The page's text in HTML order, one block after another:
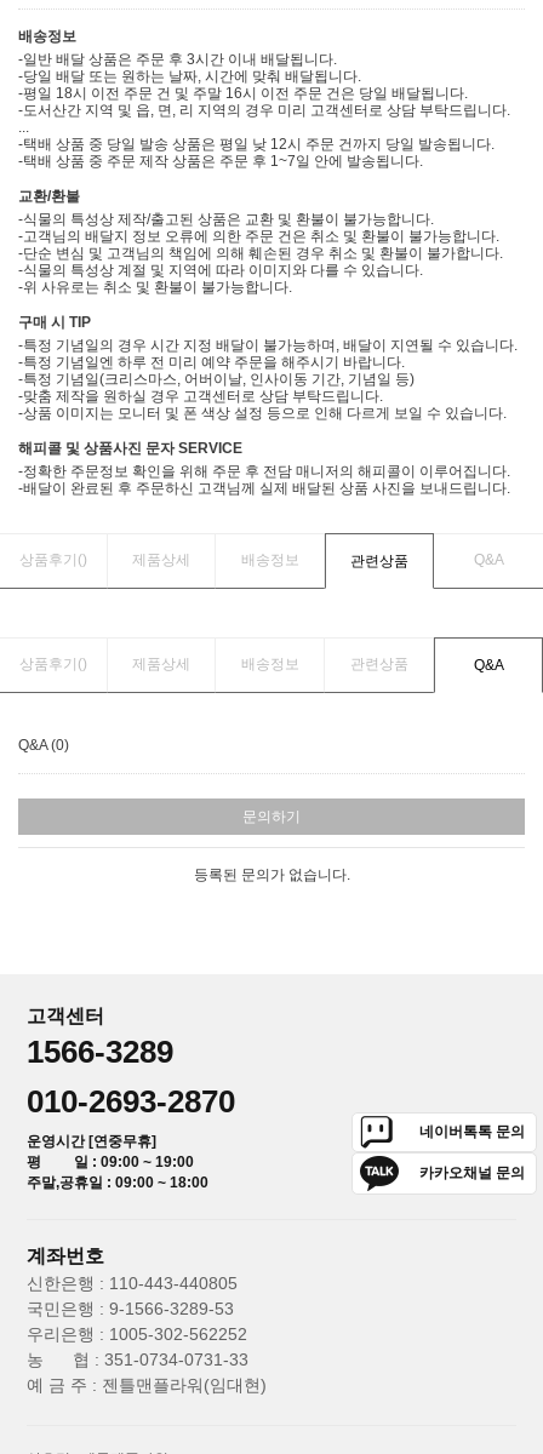
배송정보
-일반 배달 상품은 주문 후 3시간 이내 배달됩니다.
-당일 배달 또는 원하는 날짜, 시간에 맞춰 배달됩니다.
-평일 18시 이전 주문 건 및 주말 16시 이전 주문 건은 당일 배달됩니다.
-도서산간 지역 및 읍, 면, 리 지역의 경우 미리 고객센터로 상담 부탁드립니다.
-택배 상품 중 당일 발송 상품은 평일 낮 12시 주문 건까지 당일 발송됩니다.
-택배 상품 중 주문 제작 상품은 주문 후 1~7일 안에 발송됩니다.
교환/환불
-식물의 특성상 제작/출고된 상품은 교환 및 환불이 불가능합니다.
-고객님의 배달지 정보 오류에 의한 주문 건은 취소 및 환불이 불가능합니다.
-단순 변심 및 고객님의 책임에 의해 훼손된 경우 취소 및 환불이 불가합니다.
-식물의 특성상 계절 및 지역에 따라 이미지와 다를 수 있습니다.
-위 사유로는 취소 및 환불이 불가능합니다.
구매 시 TIP
-특정 기념일의 경우 시간 지정 배달이 불가능하며, 배달이 지연될 수 있습니다.
-특정 기념일엔 하루 전 미리 예약 주문을 해주시기 바랍니다.
-특정 기념일(크리스마스, 어버이날, 인사이동 기간, 기념일 등)
-맞춤 제작을 원하실 경우 고객센터로 상담 부탁드립니다.
-상품 이미지는 모니터 및 폰 색상 설정 등으로 인해 다르게 보일 수 있습니다.
해피콜 및 상품사진 문자 SERVICE
-정확한 주문정보 확인을 위해 주문 후 전담 매니저의 해피콜이 이루어집니다.
-배달이 완료된 후 주문하신 고객님께 실제 배달된 상품 사진을 보내드립니다.
상품후기() 제품상세 배송정보 관련상품 Q&A
상품후기() 제품상세 배송정보 관련상품 Q&A
Q&A (0)
문의하기
등록된 문의가 없습니다.
고객센터
1566-3289
010-2693-2870
운영시간 [연중무휴]
평 일 : 09:00 ~ 19:00
주말,공휴일 : 09:00 ~ 18:00
네이버톡톡 문의
카카오채널 문의
계좌번호
신한은행 : 110-443-440805
국민은행 : 9-1566-3289-53
우리은행 : 1005-302-562252
농 협 : 351-0734-0731-33
예 금 주 : 젠틀맨플라워(임대현)